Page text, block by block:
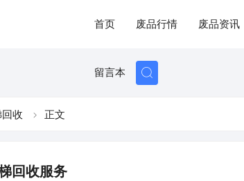
首页 废品行情 废品资讯
留言本
收 正文
回收服务